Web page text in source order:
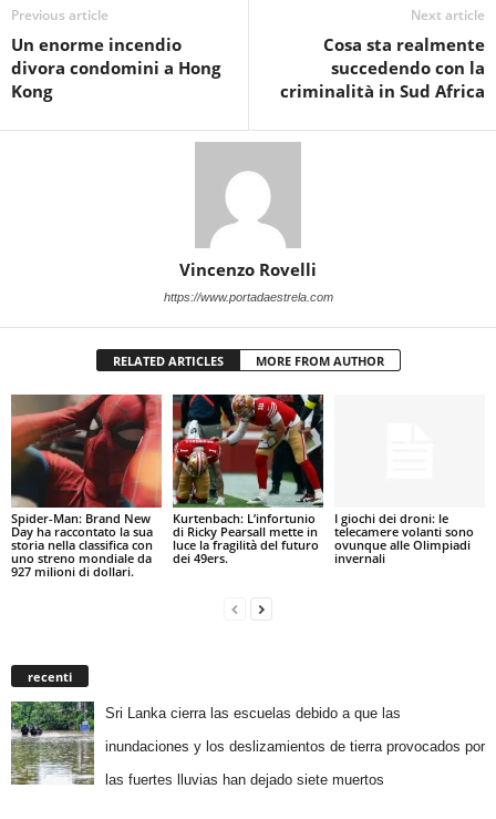
Previous article
Un enorme incendio
divora condomini a Hong
Kong
Next article
Cosa sta realmente
succedendo con la
criminalità in Sud Africa
Vincenzo Rovelli
https://www.portadaestrela.com
RELATED ARTICLES MORE FROM AUTHOR
Spider-Man: Brand New
Day ha raccontato la sua
storia nella classifica con
uno streno mondiale da
927 milioni di dollari.
Kurtenbach: L’infortunio
di Ricky Pearsall mette in
luce la fragilità del futuro
dei 49ers.
I giochi dei droni: le
telecamere volanti sono
ovunque alle Olimpiadi
invernali
recenti
Sri Lanka cierra las escuelas debido a que las
inundaciones y los deslizamientos de tierra provocados por
las fuertes lluvias han dejado siete muertos